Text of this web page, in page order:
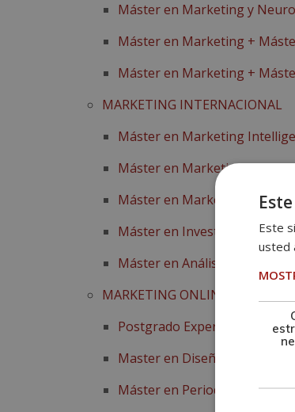
Máster en Marketing y
Máster en Marketing +
Máster en Marketing +
MARKETING INTERNACIONAL
Máster en Marketing
Máster en Marketing
Máster en Marketing-Mix
Máster en Investigación de
Máster en Análisis de Datos
MARKETING ONLINE
Postgrado Experto en
Master en Diseño y Creación
Máster en Periodismo +
Este
usted